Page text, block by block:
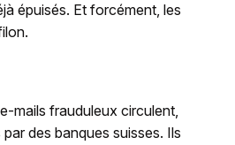
épuisés. Et forcément, les
mails frauduleux circulent,
des banques suisses. Ils